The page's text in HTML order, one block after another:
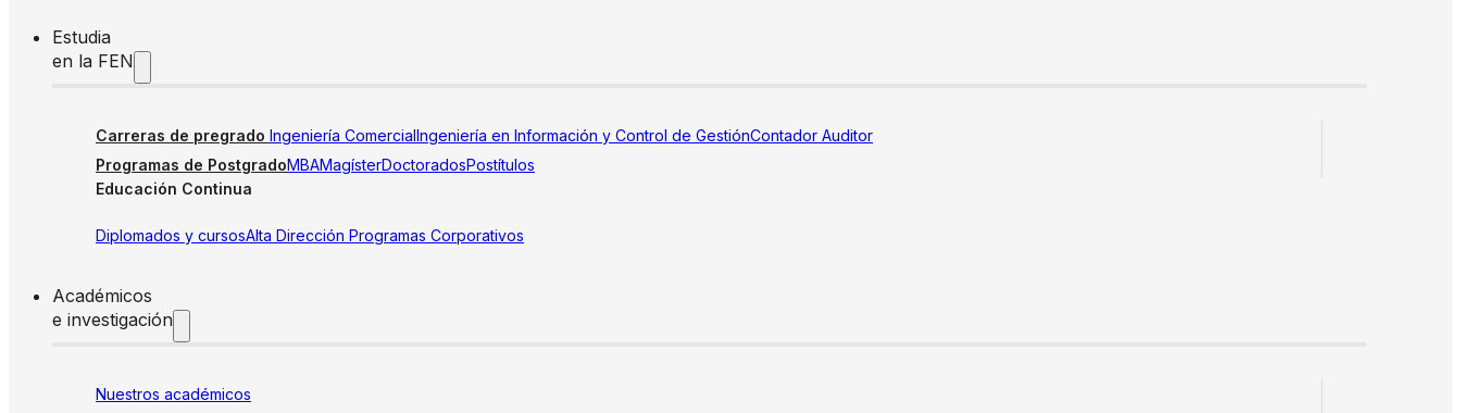
Estudia
en la FEN
Carreras de pregrado Ingeniería ComercialIngeniería en Información y Control de GestiónContador Auditor
Programas de PostgradoMBAMagísterDoctoradosPostítulos
Educación Continua
Diplomados y cursosAlta Dirección Programas Corporativos
Académicos
e investigación
Nuestros académicos